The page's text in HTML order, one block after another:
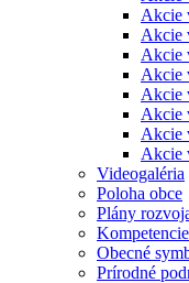
Akcie
Akcie
Akcie
Akcie
Akcie
Akcie
Akcie
Akcie
Videogaléria
Poloha obce
Plány
Obecné
Prírodné